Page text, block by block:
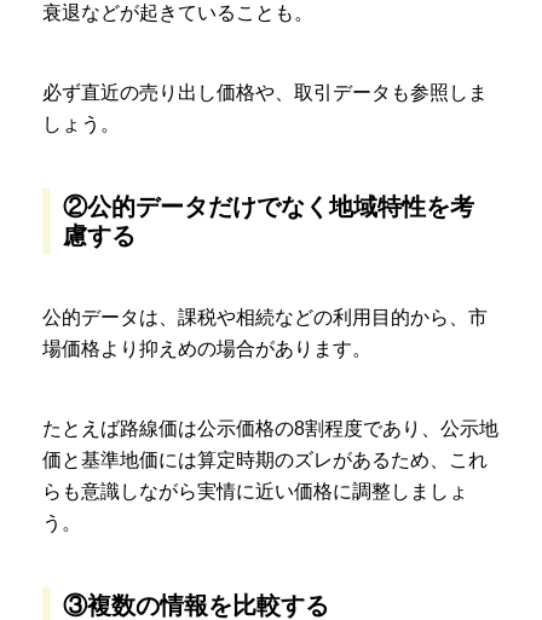
衰退などが起きていることも。
必ず直近の売り出し価格や、取引データも参照しま
しょう。
②公的データだけでなく地域特性を考
慮する
公的データは、課税や相続などの利用目的から、市
場価格より抑えめの場合があります。
たとえば路線価は公示価格の8割程度であり、公示地
価と基準地価には算定時期のズレがあるため、これ
らも意識しながら実情に近い価格に調整しましょ
う。
③複数の情報を比較する